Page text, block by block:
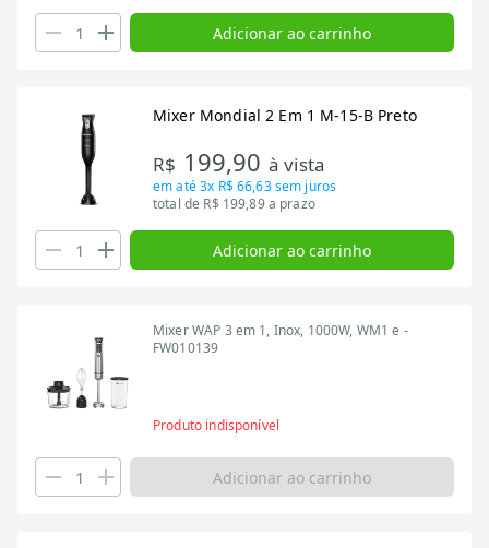
Adicionar ao carrinho
Mixer Mondial 2 Em 1 M-15-B Preto
R$ 199,90 à vista
em até3x R$ 66,63sem juros
total de R$ 199,89 a prazo
Adicionar ao carrinho
Mixer WAP 3 em 1, Inox, 1000W, WM1 e -
FW010139
Produto indisponível
Adicionar ao carrinho